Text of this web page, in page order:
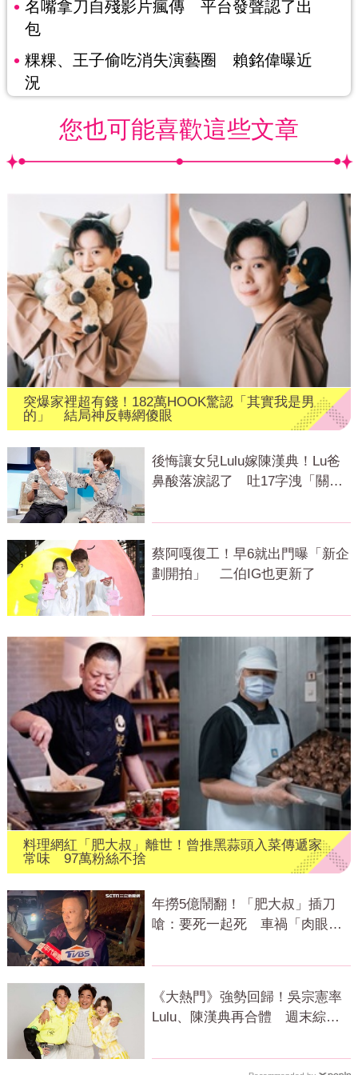
名嘴拿刀自殘影片瘋傳 平台發聲認了出
包
粿粿、王子偷吃消失演藝圈 賴銘偉曝近
況
您也可能喜歡這些文章
突爆家裡超有錢！182萬HOOK驚認「其實我是男
的」 結局神反轉網傻眼
後悔讓女兒Lulu嫁陳漢典！Lu爸
鼻酸落淚認了 吐17字洩「關鍵
蔡阿嘎復工！早6就出門曝「新企
劃開拍」 二伯IG也更新了
料理網紅「肥大叔」離世！曾推黑蒜頭入菜傳遞家
常味 97萬粉絲不捨
年撈5億鬧翻！「肥大叔」插刀
嗆：要死一起死 車禍「肉眼酒
《大熱門》強勢回歸！吳宗憲率
Lulu、陳漢典再合體 週末綜藝